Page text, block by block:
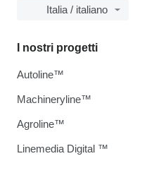
Italia / italiano
I nostri progetti
Autoline™
Machineryline™
Agroline™
Linemedia Digital ™